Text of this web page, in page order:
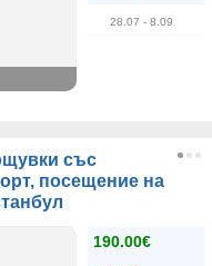
28.07 - 8.09
със
посещение на
190.00€